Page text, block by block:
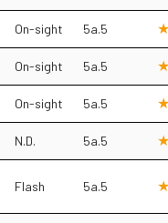
On-sight 5a.5
On-sight 5a.5
On-sight 5a.5
N.D. 5a.5
Flash 5a.5